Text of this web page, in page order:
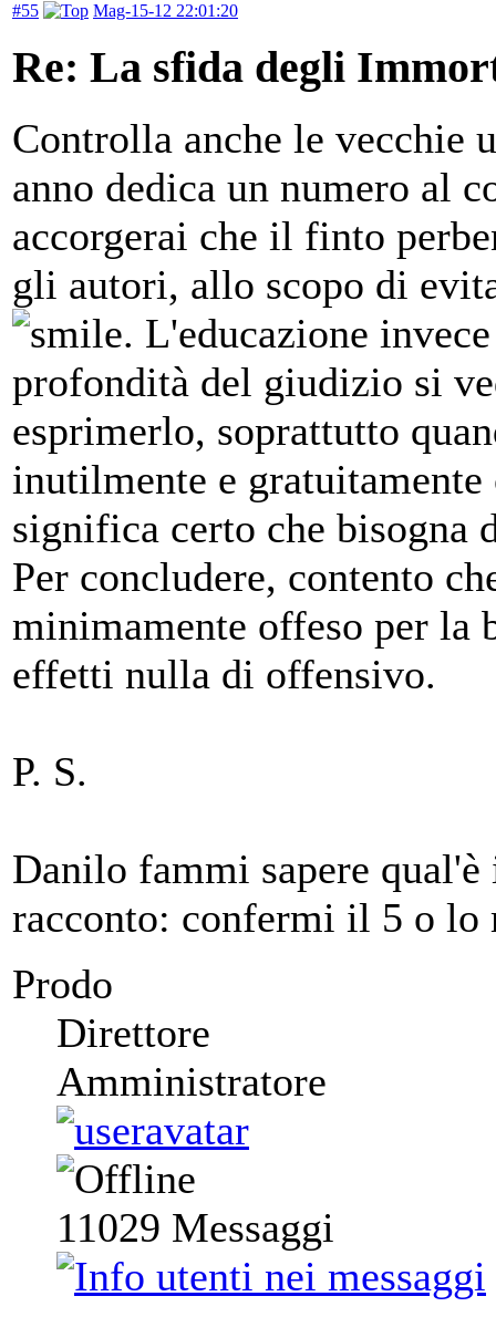
#55 Mag-15-12 22:01:20
Re: La sfida degli
Controlla anche le vecchie
anno dedica un numero al
accorgerai che il finto
gli autori, allo scopo di
. L'educazione
profondità del giudizio si
esprimerlo, soprattutto
inutilmente e
significa certo che bisogna
Per concludere, contento
minimamente offeso per la
effetti nulla di offensivo.
P. S.
Danilo fammi sapere
racconto: confermi il 5 o lo
Prodo
Direttore
Amministratore
11029 Messaggi